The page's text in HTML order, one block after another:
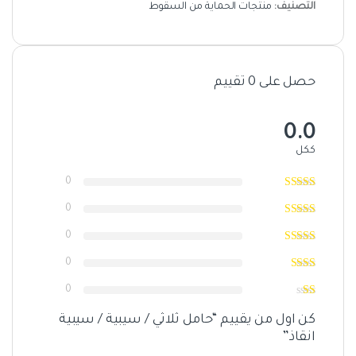
التصنيف: منتجات الحماية من السقوط
حصل على 0 تقييم
0.0
ككل
0
0
0
0
0
كن اول من يقييم “حامل ثلاثي / سيبية / سيبية
انقاذ”